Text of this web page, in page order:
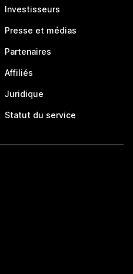
Investisseurs
Presse et médias
Partenaires
Affiliés
Juridique
Statut du service